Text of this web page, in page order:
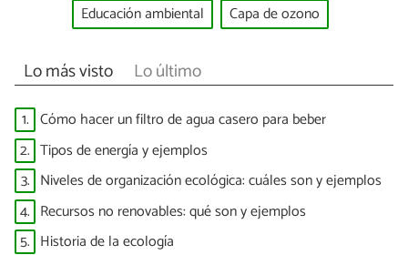
Educación ambiental
Capa de ozono
Lo más visto Lo último
1. Cómo hacer un filtro de agua casero para beber
2. Tipos de energía y ejemplos
3. Niveles de organización ecológica: cuáles son y ejemplos
4. Recursos no renovables: qué son y ejemplos
5. Historia de la ecología